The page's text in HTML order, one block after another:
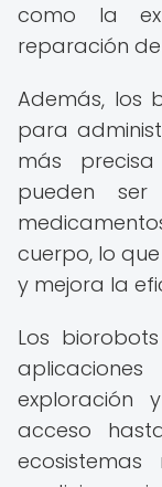
como la
reparación
Además, los
para
más
pueden
cuerpo, lo
y mejora la
Los
exploración
acceso